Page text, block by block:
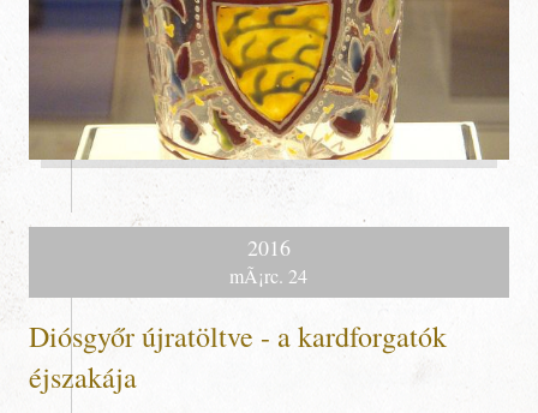
2016
mÃ¡rc. 24
Diósgyőr újratöltve - a kardforgatók
éjszakája